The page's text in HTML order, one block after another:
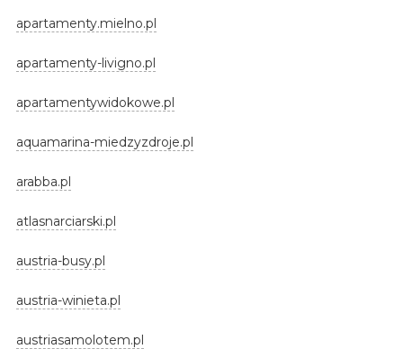
apartamenty.mielno.pl
apartamenty-livigno.pl
apartamentywidokowe.pl
aquamarina-miedzyzdroje.pl
arabba.pl
atlasnarciarski.pl
austria-busy.pl
austria-winieta.pl
austriasamolotem.pl